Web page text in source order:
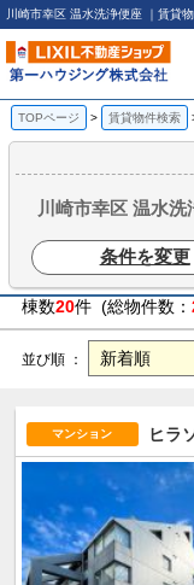
川崎市幸区 温水洗浄便座 ｜賃貸
TOPページ 賃貸物件検索
川崎市幸区 温水
条件を変更
棟数20件 (総物件数：
並び順 ：
マンション ヒラ